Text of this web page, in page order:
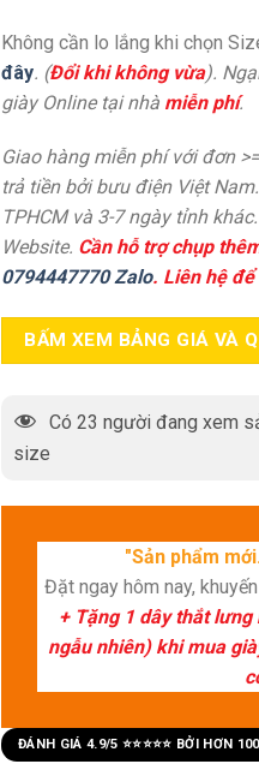
Không cần lo lắng khi chọn
đây. (Đổi khi không vừa).
giày Online tại nhà miễn phí.
Giao hàng miễn phí với đơn
trả tiền bởi bưu điện Việt
TPHCM và 3-7 ngày tỉnh
Website. Cần hỗ trợ chụp
0794447770 Zalo. Liên hệ
BẤM XEM BẢNG GIÁ VÀ
Có 23 người đang xem
size
"Sản phẩm
Đặt ngay hôm nay,
+ Tặng 1 dây thắt
ngẫu nhiên) khi mua
ĐÁNH GIÁ 4.9/5 ⭐⭐⭐⭐⭐ BỞI HƠN